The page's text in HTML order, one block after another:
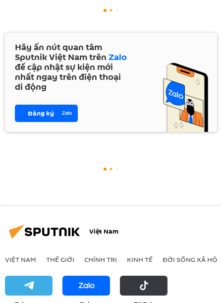
Hãy ấn nút quan tâm
Sputnik Việt Nam trên Zalo
để cập nhật sự kiện mới
nhất ngay trên điện thoại
di động
Đăng ký
Việt Nam
VIỆT NAM THẾ GIỚI CHÍNH TRỊ KINH TẾ ĐỜI SỐNG XÃ HỘI